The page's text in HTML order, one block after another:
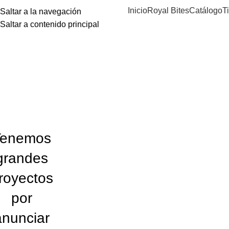
Saltar a la navegación
Saltar a contenido principal
InicioRoyal BitesCatálogo
por